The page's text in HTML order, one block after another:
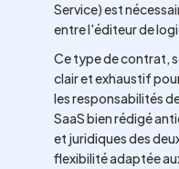
Service) est
entre l'éditeur de
Ce type de contrat,
clair et exhaustif
les responsabilités
SaaS bien rédigé
et juridiques des
flexibilité adaptée